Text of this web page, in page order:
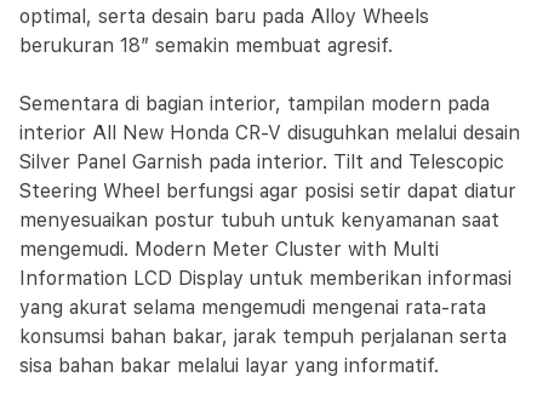
optimal, serta desain baru pada Alloy Wheels
berukuran 18” semakin membuat agresif.
Sementara di bagian interior, tampilan modern pada
interior All New Honda CR-V disuguhkan melalui desain
Silver Panel Garnish pada interior. Tilt and Telescopic
Steering Wheel berfungsi agar posisi setir dapat diatur
menyesuaikan postur tubuh untuk kenyamanan saat
mengemudi. Modern Meter Cluster with Multi
Information LCD Display untuk memberikan informasi
yang akurat selama mengemudi mengenai rata-rata
konsumsi bahan bakar, jarak tempuh perjalanan serta
sisa bahan bakar melalui layar yang informatif.